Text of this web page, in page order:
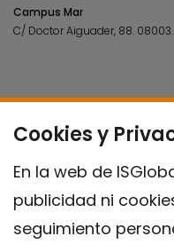
Cookies y
En la web de
publicidad ni
seguimiento
Campus Mar
C/ Doctor Aiguader, 88. 08003.